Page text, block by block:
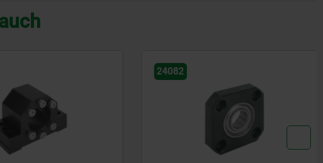
24082